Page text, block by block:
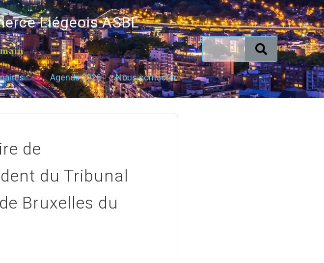
Liégeois ASBL
Agenda 2026 Nous contacter
de
du Tribunal
Bruxelles du